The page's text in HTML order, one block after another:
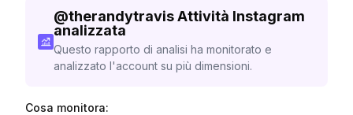
@therandytravisAttività Instagram
analizzata
Questo rapporto di analisi ha monitorato e
analizzato l'account su più dimensioni.
Cosa monitora: